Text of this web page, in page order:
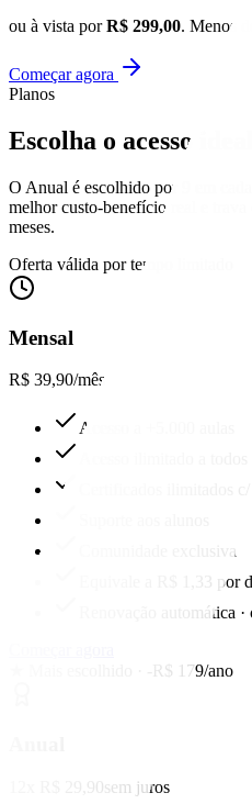
ou à vista porR$ 299,00. Menos
Começar agora
Planos
Escolha o acesso
O Anual é escolhido por 9 em
melhor custo-benefício real e
meses.
Oferta válida por tempo limitado
Mensal
R$ 39,90/mês
Acesso a +5.000 aulas
Acesso ilimitado a
Certificados ilimitados
Comunidade exclusiva
Equivale a R$ 1,33 por
Renovação automática
★ Mais escolhido · -R$ 179/ano
12x R$ 29,90sem juros